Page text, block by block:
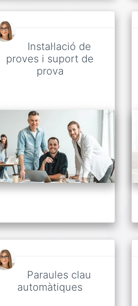
Instal·lació de
proves i suport de
prova
Paraules clau
automàtiques